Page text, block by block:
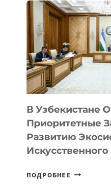
В Узбекистане
Приоритетные
Развитию
ПОДРОБНЕЕ В